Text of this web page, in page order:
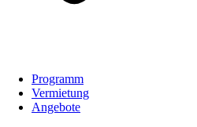
Programm
Vermietung
Angebote